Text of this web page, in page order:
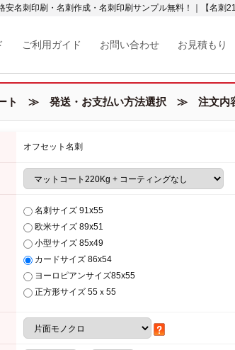
安名刺印刷・名刺作成・名刺印刷サンプル無料！｜【名刺21
ご利用ガイド お問い合わせ お見積もり
≫ 発送・お支払い方法選択 ≫ 注文内
オフセット名刺
名刺サイズ 91x55
欧米サイズ 89x51
小型サイズ 85x49
カードサイズ 86x54
ヨーロピアンサイズ85x55
正方形サイズ 55ｘ55